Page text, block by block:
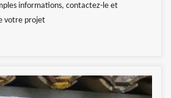
informations, contactez-le et
votre projet